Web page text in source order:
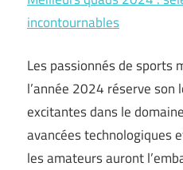
incontournables
Les passionnés de sports
l’année 2024 réserve son
excitantes dans le
avancées technologiques
les amateurs auront